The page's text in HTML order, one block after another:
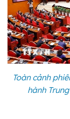
Toàn cảnh
hành